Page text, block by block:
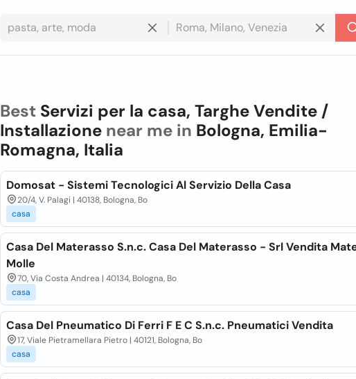
Best Servizi per la casa, Targhe Vendite /
Installazionenear me in Bologna, Emilia-
Romagna, Italia
Domosat - Sistemi Tecnologici Al Servizio Della Casa
20/4, V. Palagi | 40138, Bologna, Bo
casa
Casa Del Materasso S.n.c. Casa Del Materasso - Srl Vendita
Molle
70, Via Costa Andrea | 40134, Bologna, Bo
casa
Casa Del Pneumatico Di Ferri F E C S.n.c. Pneumatici Vendita
17, Viale Pietramellara Pietro | 40121, Bologna, Bo
casa